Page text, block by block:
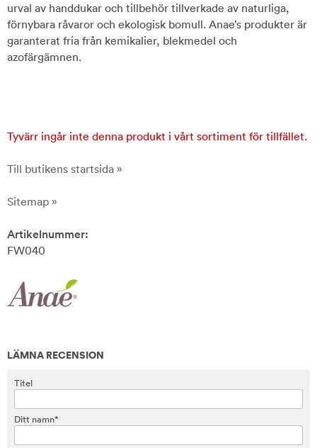
urval av handdukar och tillbehör tillverkade av naturliga,
förnybara råvaror och ekologisk bomull. Anae’s produkter är
garanterat fria från kemikalier, blekmedel och
azofärgämnen.
Tyvärr ingår inte denna produkt i vårt sortiment för tillfället.
Till butikens startsida »
Sitemap »
Artikelnummer:
FW040
LÄMNA RECENSION
Titel
Ditt namn*